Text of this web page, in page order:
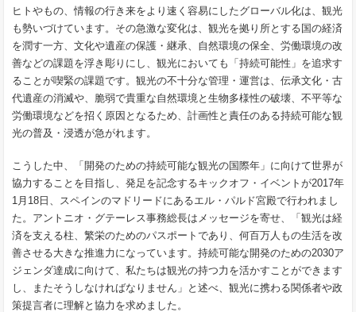
ヒトやもの、情報の行き来をより速く容易にしたグローバル化は、観光
も勢いづけています。その急激な変化は、観光を拠り所とする国の経済
を潤す一方、文化や遺産の保護・継承、自然環境の保全、労働環境の改
善などの課題を浮き彫りにし、観光においても「持続可能性」を追求す
ることが喫緊の課題です。観光の不十分な管理・運営は、伝承文化・古
代遺産の消滅や、脆弱で貴重な自然環境と生物多様性の破壊、不平等な
労働環境などを招く原因となるため、計画性と責任のある持続可能な観
光の普及・浸透が急がれます。
こうした中、「開発のための持続可能な観光の国際年」に向けて世界が
協力することを目指し、発足を記念するキックオフ・イベントが2017年
1月18日、スペインのマドリードにあるエル・パルド宮殿で行われまし
た。アントニオ・グテーレス事務総長はメッセージを寄せ、「観光は経
済を支える柱、繁栄のためのパスポートであり、何百万人もの生活を改
善させる大きな推進力になっています。持続可能な開発のための2030ア
ジェンダ達成に向けて、私たちは観光の持つ力を活かすことができます
し、またそうしなければなりません」と述べ、観光に携わる関係者や政
策提言者に理解と協力を求めました。